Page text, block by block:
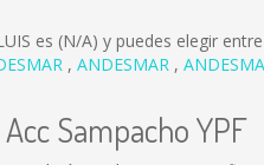
es (N/A) y puedes elegir
, ANDESMAR ,
Sampacho YPF